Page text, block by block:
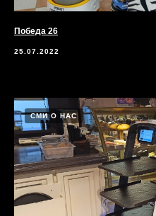
Победа 26
25.07.2022
СМИ О НАС